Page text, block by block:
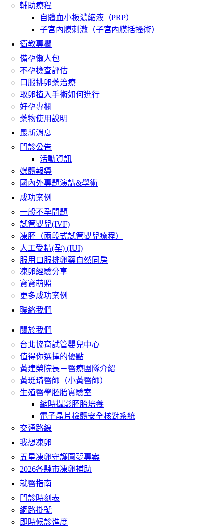
輔助療程
自體血小板濃縮液（PRP）
子宮內膜刺激（子宮內膜括搔術）
衛教專欄
備孕懶人包
不孕檢查評估
口服排卵藥治療
取卵植入手術如何進行
好孕專欄
藥物使用說明
最新消息
門診公告
活動資訊
媒體報導
國內外專題演講&學術
成功案例
一般不孕問題
試管嬰兒(IVF)
凍胚（兩段式試管嬰兒療程）
人工受精(孕) (IUI)
服用口服排卵藥自然同房
凍卵經驗分享
寶寶萌照
更多成功案例
聯絡我們
關於我們
台北協育試管嬰兒中心
值得你選擇的優點
黃建榮院長－醫療團隊介紹
黃珽琦醫師（小黃醫師）
生殖醫學胚胎實驗室
縮時攝影胚胎培養
電子晶片檢體安全核對系統
交通路線
我想凍卵
五星凍卵守護圓夢專案
2026各縣市凍卵補助
就醫指南
門診時刻表
網路掛號
即時候診進度